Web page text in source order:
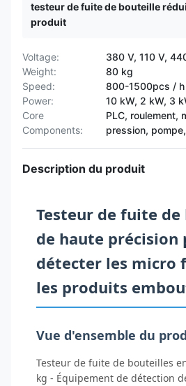
testeur de fuite de bouteille
produit
Voltage:
380 V, 110 V,
Weight:
80 kg
Speed:
800-1500pcs / h
Power:
10 kW, 2 kW, 3
Core
Components:
PLC, roulement,
pression,
Description du produit
Testeur de fuite
de haute précision
détecter les micro
les produits
Vue d'ensemble du
Testeur de fuite de bouteilles
kg - Équipement de détection